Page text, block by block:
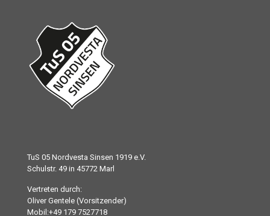
TuS 05 Nordvesta Sinsen 1919 e.V.
Schulstr. 49 in 45772 Marl
Vertreten durch:
Oliver Gentele (Vorsitzender)
Mobil:+49 179 7527718